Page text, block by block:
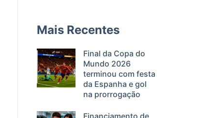
Mais Recentes
Final da Copa do
Mundo 2026
terminou com festa
da Espanha e gol
na prorrogação
Financiamento de